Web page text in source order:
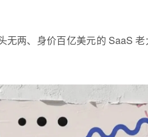
无两、身价百亿美元的 SaaS